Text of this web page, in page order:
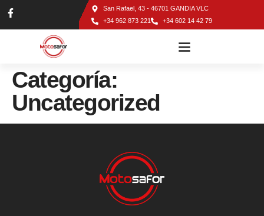
San Rafael, 43 - 46701 GANDIA VLC
+34 962 873 221
+34 602 14 42 79
Categoría:
Uncategorized